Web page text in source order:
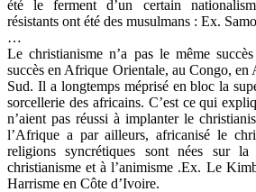
été le ferment d’un certain
résistants ont été des musulmans : Ex.
…
Le christianisme n’a pas le même
succès en Afrique Orientale, au Congo, en
Sud. Il a longtemps méprisé en bloc la
sorcellerie des africains. C’est ce qui
n’aient pas réussi à implanter le
l’Afrique a par ailleurs, africanisé le
religions syncrétiques sont nées sur la
christianisme et à l’animisme .Ex. Le
Harrisme en Côte d’Ivoire.